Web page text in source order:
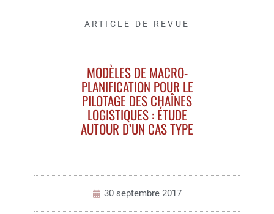
ARTICLE DE REVUE
MODÈLES DE MACRO-
PLANIFICATION POUR LE
PILOTAGE DES CHAÎNES
LOGISTIQUES : ÉTUDE
AUTOUR D’UN CAS TYPE
30 septembre 2017